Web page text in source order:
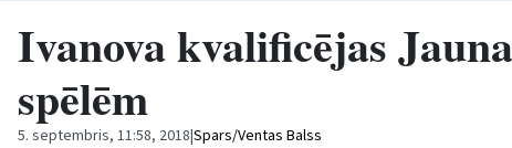
Ivanova kvalificējas
spēlēm
5. septembris, 11:58, 2018|Spars/Ventas Balss